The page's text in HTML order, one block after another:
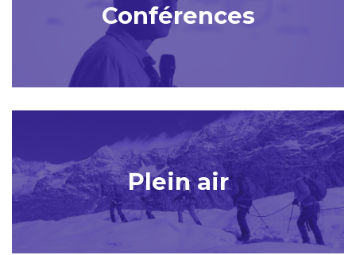
Conférences
Plein air